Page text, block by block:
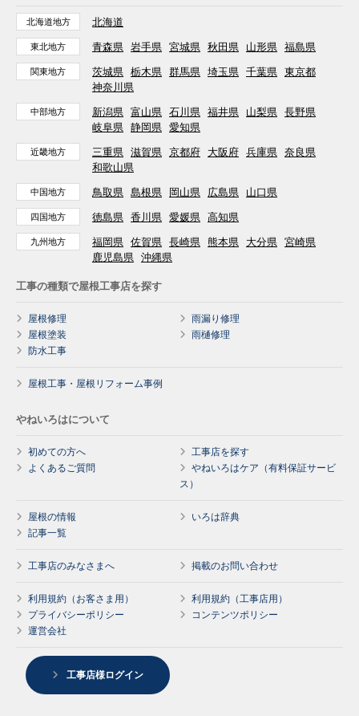
北海道地方 北海道
東北地方 青森県 岩手県 宮城県 秋田県 山形県 福島県
関東地方 茨城県 栃木県 群馬県 埼玉県 千葉県 東京都
神奈川県
中部地方 新潟県 富山県 石川県 福井県 山梨県 長野県
岐阜県 静岡県 愛知県
近畿地方 三重県 滋賀県 京都府 大阪府 兵庫県 奈良県
和歌山県
中国地方 鳥取県 島根県 岡山県 広島県 山口県
四国地方 徳島県 香川県 愛媛県 高知県
九州地方 福岡県 佐賀県 長崎県 熊本県 大分県 宮崎県
鹿児島県 沖縄県
工事の種類で屋根工事店を探す
屋根修理
雨漏り修理
屋根塗装
雨樋修理
防水工事
屋根工事・屋根リフォーム事例
やねいろはについて
初めての方へ
工事店を探す
よくあるご質問
やねいろはケア（有料保証サービ
ス）
屋根の情報
いろは辞典
記事一覧
工事店のみなさまへ 掲載のお問い合わせ
利用規約（お客さま用）
利用規約（工事店用）
プライバシーポリシー
コンテンツポリシー
運営会社
工事店様ログイン